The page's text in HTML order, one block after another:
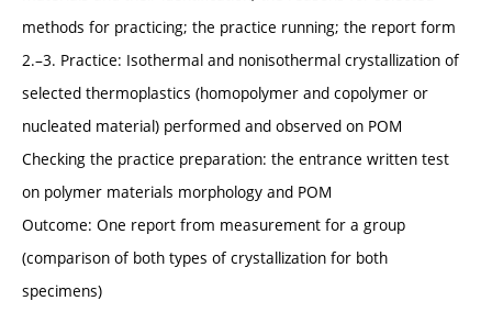
methods for practicing; the practice running; the report form
2.–3. Practice: Isothermal and nonisothermal crystallization of
selected thermoplastics (homopolymer and copolymer or
nucleated material) performed and observed on POM
Checking the practice preparation: the entrance written test
on polymer materials morphology and POM
Outcome: One report from measurement for a group
(comparison of both types of crystallization for both
specimens)